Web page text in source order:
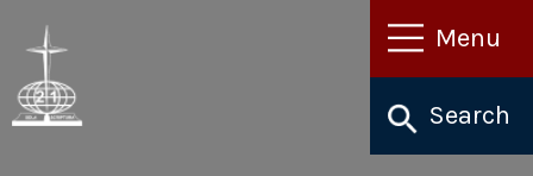
content
Search
Menu